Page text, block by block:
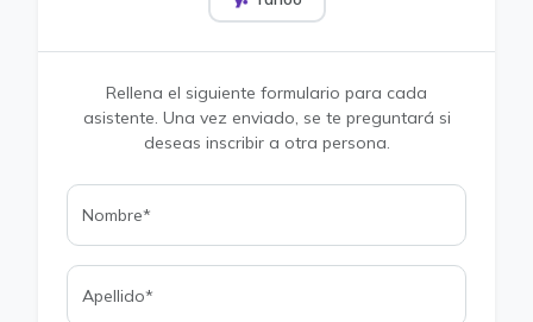
Rellena el siguiente formulario para cada
asistente. Una vez enviado, se te preguntará si
deseas inscribir a otra persona.